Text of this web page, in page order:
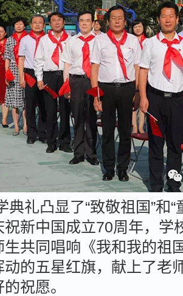
典礼凸显了“致敬祖国”和“
祝新中国成立70周年，学
生共同唱响《我和我的祖
动的五星红旗，献上了老
祝愿。